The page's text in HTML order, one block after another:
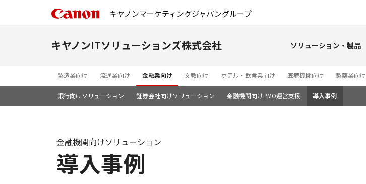
キヤノンマーケティングジャパングループ
キヤノンITソリューションズ株式会社 ソリューション・製品
製造業向け 流通業向け 金融業向け 文教向け ホテル・飲食業向け 医療機関向け 製薬業向け
銀行向けソリューション 証券会社向けソリューション 金融機関向けPMO運営支援 導入事例
導入事例
金融機関向けソリューション